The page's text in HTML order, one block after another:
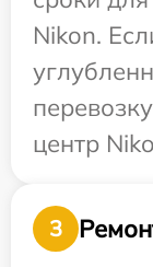
Nikon.
центр
3